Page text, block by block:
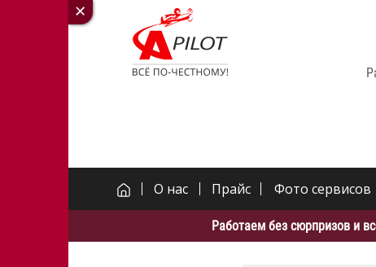
О нас Прайс Фото сервисов
Работаем без сюрпризов и